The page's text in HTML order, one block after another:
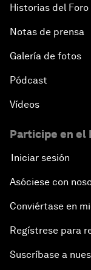
Historias del Foro
Notas de prensa
Galería de fotos
Pódcast
Vídeos
Participe en el
Iniciar sesión
Asóciese con
Conviértase en
Regístrese para
Suscríbase a